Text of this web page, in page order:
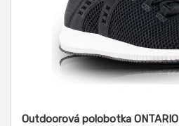
Outdoorová polobotka ONTARIO